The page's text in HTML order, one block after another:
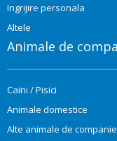
Ingrijire personala
Altele
Animale de
Caini / Pisici
Animale domestice
Alte animale de companie